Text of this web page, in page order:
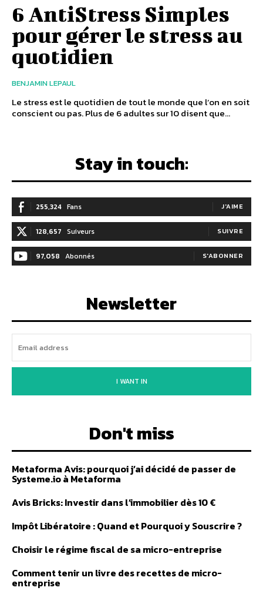
6 AntiStress Simples
pour gérer le stress au
quotidien
BENJAMIN LEPAUL
Le stress est le quotidien de tout le monde que l’on en soit
conscient ou pas. Plus de 6 adultes sur 10 disent que...
Stay in touch:
255,324 Fans J'AIME
128,657 Suiveurs SUIVRE
97,058 Abonnés S'ABONNER
Newsletter
I WANT IN
Don't miss
Metaforma Avis: pourquoi j’ai décidé de passer de
Systeme.io à Metaforma
Avis Bricks: Investir dans l’immobilier dès 10 €
Impôt Libératoire : Quand et Pourquoi y Souscrire ?
Choisir le régime fiscal de sa micro-entreprise
Comment tenir un livre des recettes de micro-
entreprise